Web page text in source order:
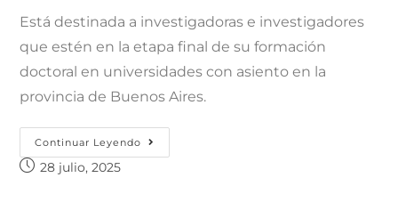
Está destinada a investigadoras e investigadores
que estén en la etapa final de su formación
doctoral en universidades con asiento en la
provincia de Buenos Aires.
Continuar Leyendo
28 julio, 2025